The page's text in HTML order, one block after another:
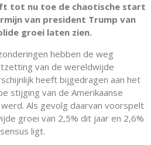
tot nu toe de chaotische start
van president Trump van
groei laten zien.
hebben de weg
van de wereldwijde
heeft bijgedragen aan het
stijging van de Amerikaanse
Als gevolg daarvan voorspelt
groei van 2,5% dit jaar en 2,6%
ligt.